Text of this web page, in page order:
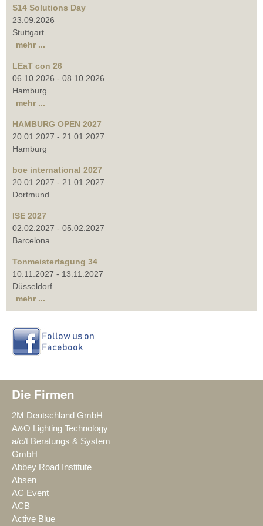
S14 Solutions Day
23.09.2026
Stuttgart
mehr ...
LEaT con 26
06.10.2026 - 08.10.2026
Hamburg
mehr ...
HAMBURG OPEN 2027
20.01.2027 - 21.01.2027
Hamburg
boe international 2027
20.01.2027 - 21.01.2027
Dortmund
ISE 2027
02.02.2027 - 05.02.2027
Barcelona
Tonmeistertagung 34
10.11.2027 - 13.11.2027
Düsseldorf
mehr ...
Die Firmen
2M Deutschland GmbH
A&O Lighting Technology
a/c/t Beratungs & System
GmbH
Abbey Road Institute
Absen
AC Event
ACB
Active Blue